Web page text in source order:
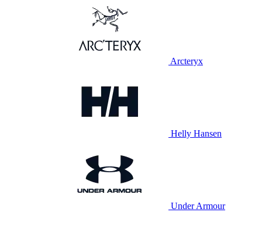
Arcteryx
Helly Hansen
Under Armour